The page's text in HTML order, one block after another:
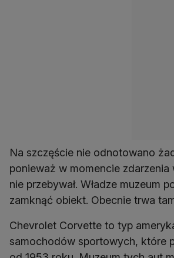
Na szczęście nie odnotowano
ponieważ w momencie
nie przebywał. Władze muzeum
zamknąć obiekt. Obecnie trwa
Chevrolet Corvette to typ
samochodów sportowych, które